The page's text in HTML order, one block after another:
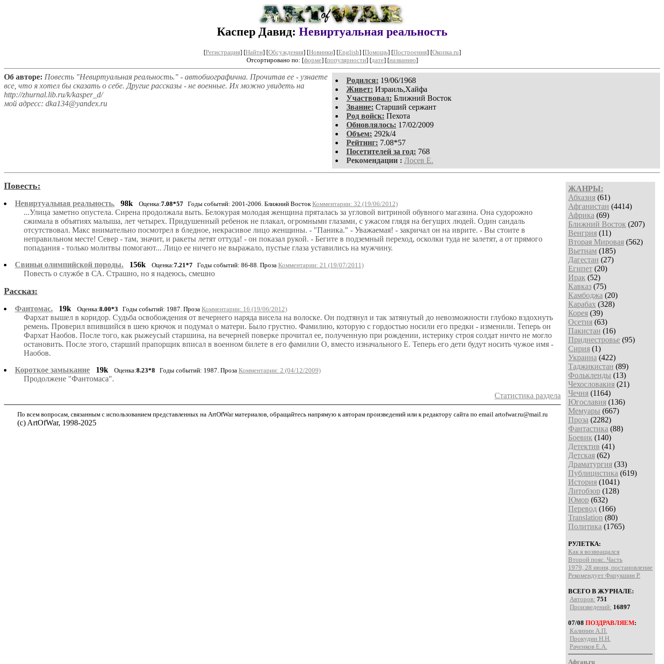
Каспер Давид: Невиртуальная реальность
[Регистрация] [Найти] [Обсуждения] [Новинки] [English] [Помощь] [Построения] [Окопка.ru]
Отсортировано по: [форме] [популярности] [дате] [названию]
Родился: 19/06/1968
Живет: Израиль,Хайфа
Участвовал: Ближний Восток
Звание: Старший сержант
Род войск: Пехота
Обновлялось: 17/02/2009
Объем: 292k/4
Рейтинг: 7.08*57
Посетителей за год: 768
Рекомендации : Лосев Е.
Об авторе: Повесть "Невиртуальная реальность." - автобиографична. Прочитав ее - узнаете
все, что я хотел бы сказать о себе. Другие рассказы - не военные. Их можно увидеть на
http://zhurnal.lib.ru/k/kasper_d/
мой адресс: dka134@yandex.ru
ЖАНРЫ:
Абхазия (61)
Афганистан (4414)
Африка (69)
Ближний Восток (207)
Венгрия (11)
Вторая Мировая (562)
Вьетнам (185)
Дагестан (27)
Египет (20)
Ирак (52)
Кавказ (75)
Камбоджа (20)
Карабах (328)
Корея (39)
Осетия (63)
Пакистан (16)
Приднестровье (95)
Сирия (1)
Украина (422)
Таджикистан (89)
Фолькленды (13)
Чехословакия (21)
Чечня (1164)
Югославия (136)
Мемуары (667)
Проза (2282)
Фантастика (88)
Боевик (140)
Детектив (41)
Детская (62)
Драматургия (33)
Публицистика (619)
История (1041)
Литобзор (128)
Юмор (632)
Перевод (166)
Translation (80)
Политика (1765)
РУЛЕТКА:
Как я возвращался
Второй пояс. Часть
1979, 28 июня, постановление
Рекомендует Фарукшин Р.
ВСЕГО В ЖУРНАЛЕ:
Авторов: 751
Произведений: 16897
07/08 ПОЗДРАВЛЯЕМ:
Калинин А.П.
Прокудин Н.Н.
Раченков Е.А.
Афган.ru
Повесть:
Невиртуальная реальность. 98k Оценка:7.08*57 Годы событий: 2001-2006. Ближний Восток Комментарии: 32 (19/06/2012)
...Улица заметно опустела. Сирена продолжала выть. Белокурая молодая женщина пряталась за угловой витриной обувного магазина. Она судорожно
сжимала в объятиях малыша, лет четырех. Придушенный ребенок не плакал, огромными глазами, с ужасом глядя на бегущих людей. Один сандаль
отсутствовал. Макс внимательно посмотрел в бледное, некрасивое лицо женщины. - "Паника." - Уважаемая! - закричал он на иврите. - Вы стоите в
неправильном месте! Север - там, значит, и ракеты летят оттуда! - он показал рукой. - Бегите в подземный переход, осколки туда не залетят, а от прямого
попадания - только молитвы помогают... Лицо ее ничего не выражало, пустые глаза уставились на мужчину.
Свиньи олимпийской породы.
156k Оценка:7.21*7 Годы событий: 86-88. Проза Комментарии: 21 (19/07/2011)
Повесть о службе в СА. Страшно, но я надеюсь, смешно
Рассказ:
Фантомас. 19k Оценка:8.00*3 Годы событий: 1987. Проза Комментарии: 16 (19/06/2012)
Фархат вышел в коридор. Судьба освобождения от вечернего наряда висела на волоске. Он подтянул и так затянутый до невозможности глубоко вздохнуть
ремень. Проверил впившийся в шею крючок и подумал о матери. Было грустно. Фамилию, которую с гордостью носили его предки - изменили. Теперь он
Фархат Наобов. После того, как рыжеусый старшина, на вечерней поверке прочитал ее, полученную при рождении, истерику строя солдат ничто не могло
остановить. После этого, старший прапорщик вписал в военном билете в его фамилии О, вместо изначального Е. Теперь его дети будут носить чужое имя -
Наобов.
Короткое замыкание
19k Оценка:8.23*8 Годы событий: 1987. Проза Комментарии: 2 (04/12/2009)
Продолжене "Фантомаса".
Статистика раздела
По всем вопросам, связанным с использованием представленных на ArtOfWar материалов, обращайтесь напрямую к авторам произведений или к редактору сайта по email artofwar.ru@mail.ru
(с) ArtOfWar, 1998-2025